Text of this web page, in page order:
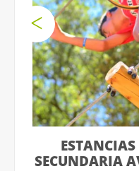
SECUNDARIA